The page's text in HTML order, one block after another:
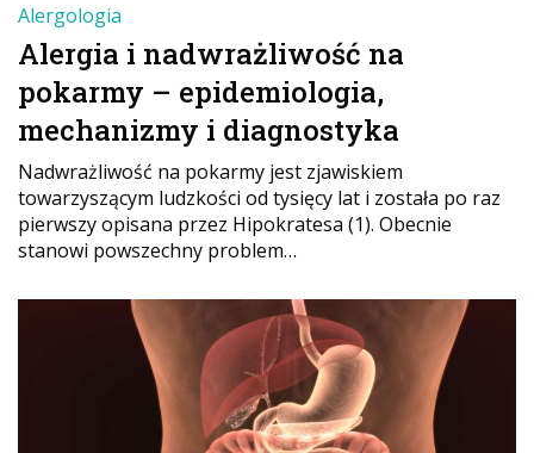
Alergologia
Alergia i nadwrażliwość na
pokarmy – epidemiologia,
mechanizmy i diagnostyka
Nadwrażliwość na pokarmy jest zjawiskiem
towarzyszącym ludzkości od tysięcy lat i została po raz
pierwszy opisana przez Hipokratesa (1). Obecnie
stanowi powszechny problem…